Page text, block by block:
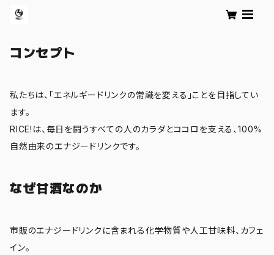
コンセプト
私たちは、「エネルギードリンクの常識を変える」ことを目指してい
ます。
RICE!は、毎日を闘うすべての人のカラダとココロを支える、100%
自然由来のエナジードリンクです。
なぜ甘酒なのか
市販のエナジードリンクに含まれる化学物質や人工甘味料、カフェ
イン。